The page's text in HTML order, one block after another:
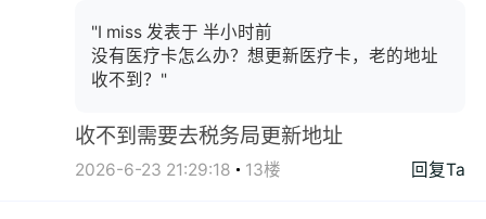
"I miss 发表于 半小时前
没有医疗卡怎么办？想更新医疗卡，老的地址
收不到？"
收不到需要去税务局更新地址
2026-6-23 21:29:18 13楼 回复Ta